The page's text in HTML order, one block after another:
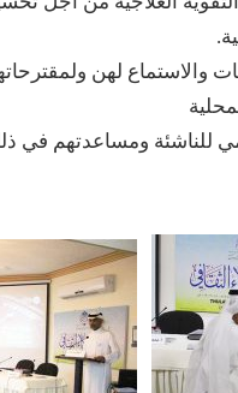
والاستماع لهن
للناشئة ومساعدتهم في